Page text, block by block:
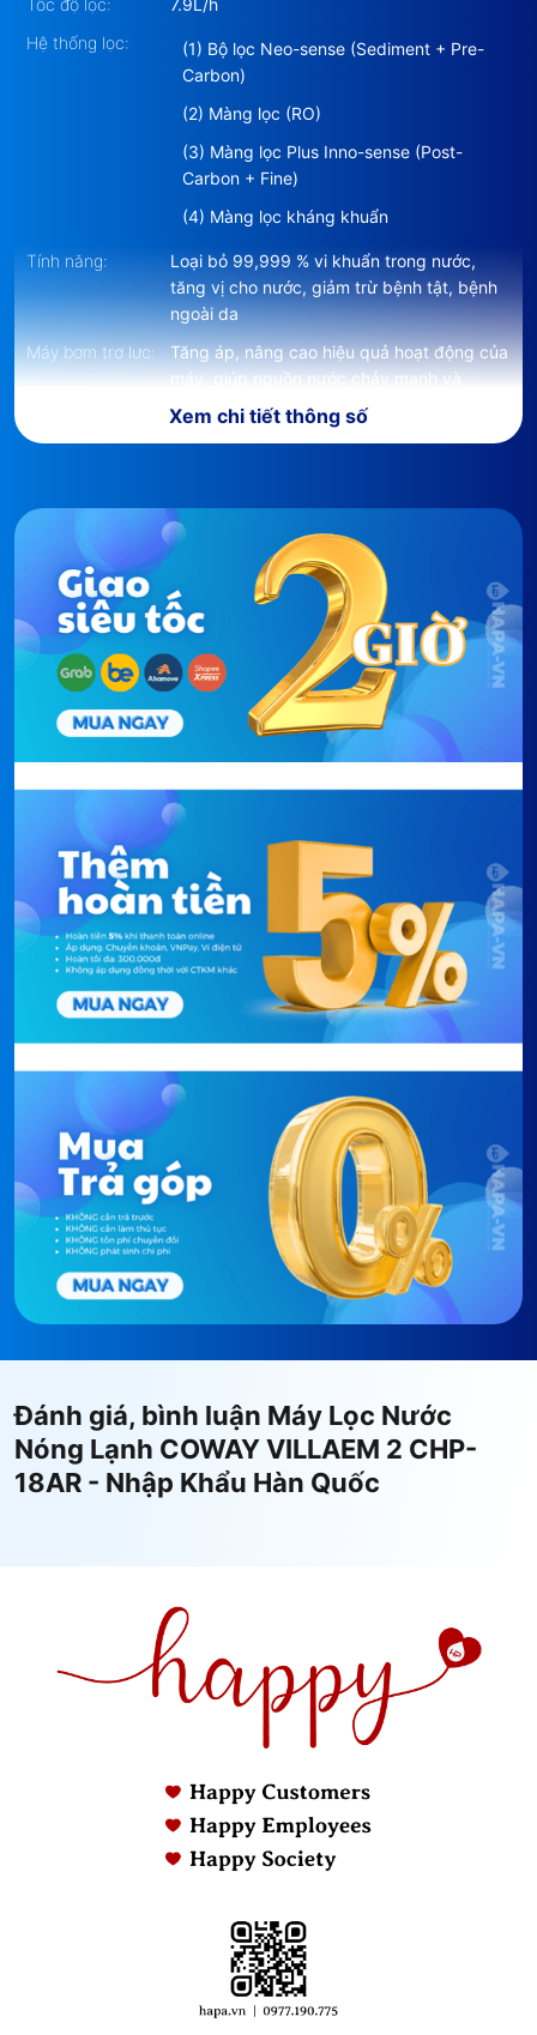
Tốc độ lọc:
7.9L/h
Hệ thống lọc:
(1) Bộ lọc Neo-sense (Sediment + Pre-
Carbon)
(2) Màng lọc (RO)
(3) Màng lọc Plus Inno-sense (Post-
Carbon + Fine)
(4) Màng lọc kháng khuẩn
Tính năng:
Loại bỏ 99,999 % vi khuẩn trong nước,
tăng vị cho nước, giảm trừ bệnh tật, bệnh
ngoài da
Máy bơm trợ lực:
Tăng áp, nâng cao hiệu quả hoạt động của
máy, giúp nguồn nước chảy mạnh và
nhanh hơn
Điện áp:
220V / 50 Hz
thụ điện:
Kích thước:
340 x 518 x 523 mm
Trọng lượng:
Nhà phân phối:
CÔNG TY TNHH THƯƠNG MẠI CÔNG
NGHỆ HAPA
Xem chi tiết thông số
Đánh giá, bình luận Máy Lọc Nước
Nóng Lạnh COWAY VILLAEM 2 CHP-
18AR - Nhập Khẩu Hàn Quốc